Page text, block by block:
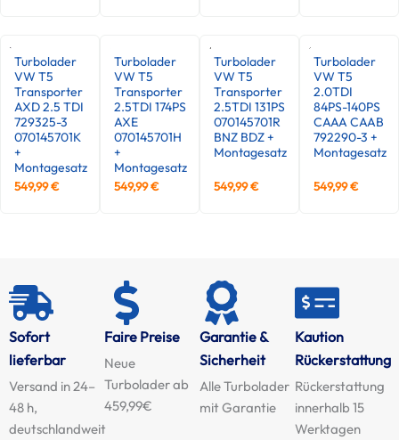
Turbolader
VW T5
Transporter
AXD 2.5 TDI
729325-3
070145701K
+
Montagesatz
549,99€
Turbolader
VW T5
Transporter
2.5TDI 174PS
AXE
070145701H
+
Montagesatz
549,99€
Turbolader
VW T5
Transporter
2.5TDI 131PS
070145701R
BNZ BDZ +
Montagesatz
549,99€
Turbolader
VW T5
2.0TDI
84PS-140PS
CAAA CAAB
792290-3 +
Montagesatz
549,99€
Sofort
lieferbar
Versand in 24–
48 h,
deutschlandweit
Faire Preise
Neue
Turbolader ab
459,99€
Garantie &
Sicherheit
Alle Turbolader
mit Garantie
Kaution
Rückerstattung
Rückerstattung
innerhalb 15
Werktagen